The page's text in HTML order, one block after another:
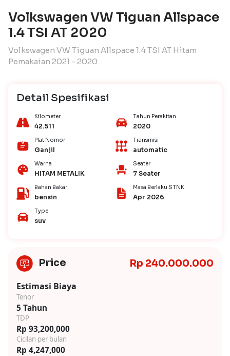
Volkswagen VW Tiguan Allspace
1.4 TSI AT 2020
Volkswagen VW Tiguan Allspace 1.4 TSI AT Hitam
Pemakaian 2021 - 2020
Detail Spesifikasi
Kilometer
42.511
Tahun Perakitan
2020
Plat Nomor
Ganjil
Transmisi
automatic
Warna
HITAM METALIK
Seater
7 Seater
Bahan Bakar
bensin
Masa Berlaku STNK
Apr 2026
Type
suv
Price Rp 240.000.000
Estimasi Biaya
Tenor
5 Tahun
TDP
Rp 93,200,000
Cicilan per bulan
Rp 4,247,000